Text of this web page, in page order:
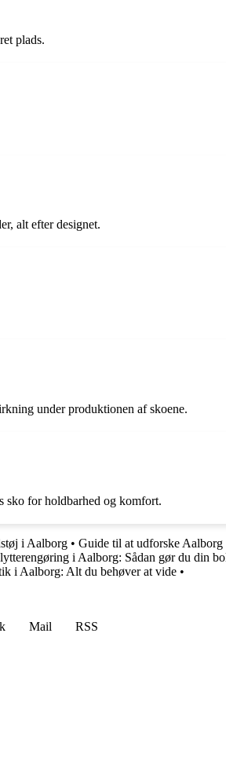
plads.
alt efter designet.
under produktionen af skoene.
sko for holdbarhed og komfort.
i Aalborg • Guide til at udforske
i Aalborg: Sådan gør du din
i Aalborg: Alt du behøver at vide •
Mail
RSS